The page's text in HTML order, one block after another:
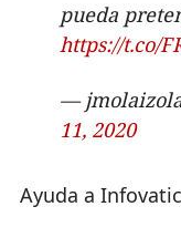
pueda
https://t.co/
—
11, 2020
Ayuda a